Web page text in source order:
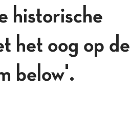
historische
het oog op de
below'.